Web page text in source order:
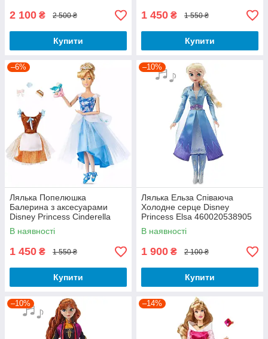
2 100 ₴ 2 500 ₴
Купити
1 450 ₴ 1 550 ₴
Купити
–6%
Лялька Попелюшка
Балерина з аксесуарами
Disney Princess Cinderella
Ballet 460024782526
В наявності
1 450 ₴ 1 550 ₴
Купити
–10%
Лялька Ельза Співаюча
Холодне серце Disney
Princess Elsa 460020538905
В наявності
1 900 ₴ 2 100 ₴
Купити
–10% –14%